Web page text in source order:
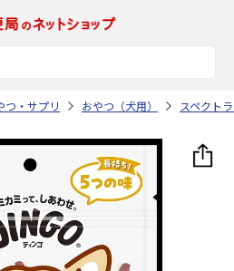
つ・サプリ おやつ（犬用） スペクト